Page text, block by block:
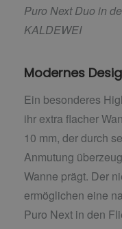
Puro Next Duo in
KALDEWEI
Modernes
Ein besonderes
ihr extra flacher
10 mm, der durch
Anmutung
Wanne prägt. Der
ermöglichen eine
Puro Next in den